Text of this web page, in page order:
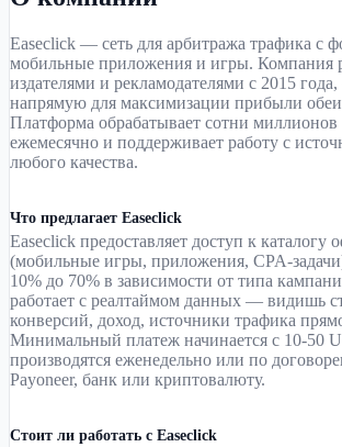
Easeclick — сеть для арбитража трафика с
мобильные приложения и игры. Компания
издателями и рекламодателями с 2015
напрямую для максимизации прибыли
Платформа обрабатывает сотни миллионов
ежемесячно и поддерживает работу с
любого качества.
Что предлагает Easeclick
Easeclick предоставляет доступ к каталогу
(мобильные игры, приложения, CPA-
10% до 70% в зависимости от типа
работает с реалтаймом данных — видишь
конверсий, доход, источники трафика
Минимальный платеж начинается с 10-50
производятся еженедельно или по
Payoneer, банк или криптовалюту.
Стоит ли работать с Easeclick